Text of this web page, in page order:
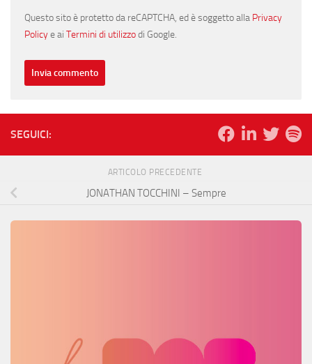
Questo sito è protetto da reCAPTCHA, ed è soggetto alla Privacy
Policye ai Termini di utilizzodi Google.
SEGUICI:
ARTICOLO PRECEDENTE
JONATHAN TOCCHINI – Sempre